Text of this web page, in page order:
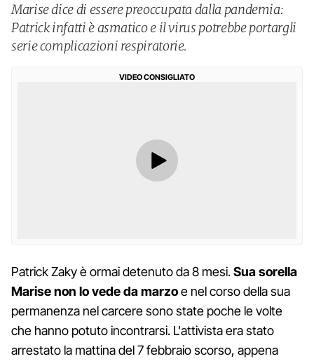
Marise dice di essere preoccupata dalla pandemia:
Patrick infatti è asmatico e il virus potrebbe portargli
serie complicazioni respiratorie.
VIDEO CONSIGLIATO
Patrick Zaky è ormai detenuto da 8 mesi.Sua sorella
Marise non lo vede da marzoe nel corso della sua
permanenza nel carcere sono state poche le volte
che hanno potuto incontrarsi. L'attivista era stato
arrestato la mattina del 7 febbraio scorso, appena